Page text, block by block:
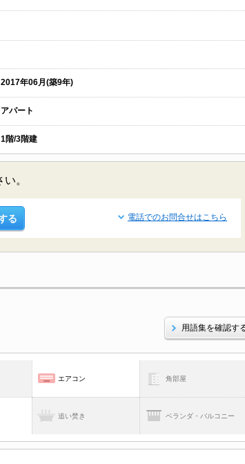
2017年06月(築9年)
アパート
1階/3階建
。
る 電話でのお問合せはこちら
用語集を確認す
エアコン 角部屋
追い焚き ベランダ・バルコニー